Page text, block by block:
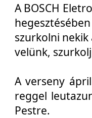
A BOSCH
szurkolni
velünk,
A verseny
reggel
Pestre.